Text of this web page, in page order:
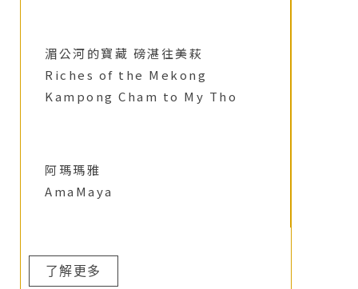
湄公河的寶藏 磅湛往美萩
Riches of the Mekong
Kampong Cham to My Tho
阿瑪瑪雅
AmaMaya
了解更多